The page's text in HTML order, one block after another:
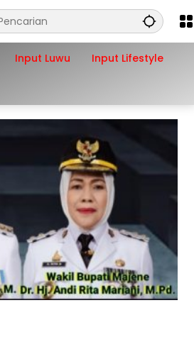
Input Luwu Input Lifestyle